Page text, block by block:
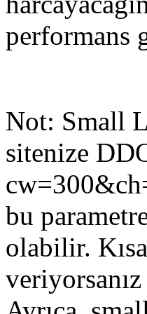
performans
Not: Small
sitenize
bu
olabilir.